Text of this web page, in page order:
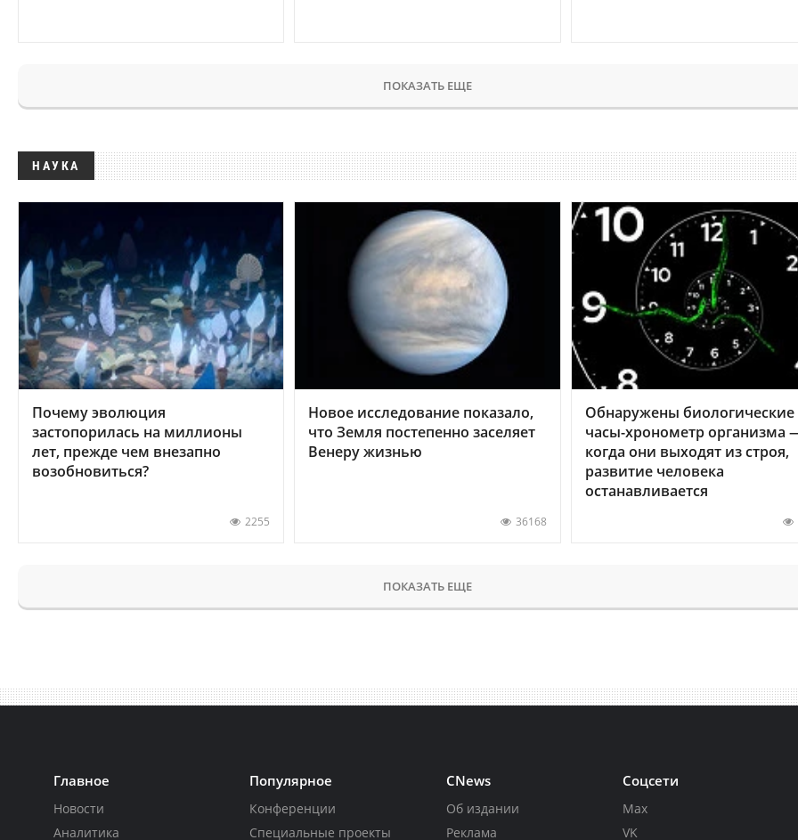
ПОКАЗАТЬ ЕЩЕ
НАУКА
Почему эволюция
застопорилась на миллионы
лет, прежде чем внезапно
возобновиться?
2255
Новое исследование показало,
что Земля постепенно заселяет
Венеру жизнью
36168
Обнаружены биологические
часы-хронометр организма
когда они выходят из строя,
развитие человека
останавливается
ПОКАЗАТЬ ЕЩЕ
Главное
Новости
Аналитика
Популярное
Конференции
Специальные проекты
CNews
Об издании
Реклама
Соцсети
Max
VK